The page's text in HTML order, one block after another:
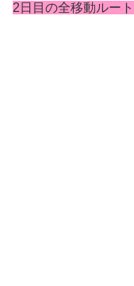
2日目の全移動ルート